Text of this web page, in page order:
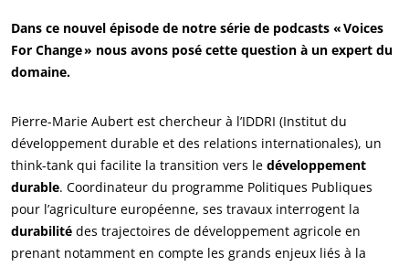
Qui sommes nous ?
Actualités
Dans ce nouvel épisode de notre série de podcasts « Voices
For Change » nous avons posé cette question à un expert du
domaine.
Pierre-Marie Aubert est chercheur à l’IDDRI (Institut du
développement durable et des relations internationales), un
think-tank qui facilite la transition vers le développement
durable. Coordinateur du programme Politiques Publiques
pour l’agriculture européenne, ses travaux interrogent la
durabilité des trajectoires de développement agricole en
prenant notamment en compte les grands enjeux liés à la